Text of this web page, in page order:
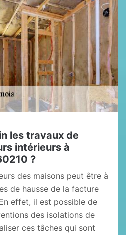
les travaux de
intérieurs à
?
des maisons peut être à
de hausse de la facture
effet, il est possible de
des isolations de
ces tâches qui sont